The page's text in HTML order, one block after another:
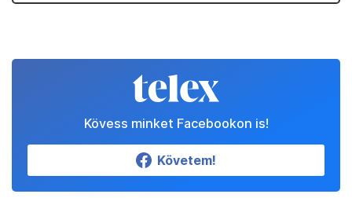
Kövess minket Facebookon is!
Követem!